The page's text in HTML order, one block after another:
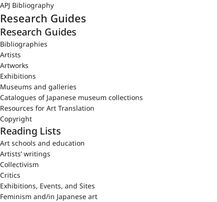
APJ Bibliography
Research Guides
Research Guides
Bibliographies
Artists
Artworks
Exhibitions
Museums and galleries
Catalogues of Japanese museum collections
Resources for Art Translation
Copyright
Reading Lists
Art schools and education
Artists’ writings
Collectivism
Critics
Exhibitions, Events, and Sites
Feminism and/in Japanese art